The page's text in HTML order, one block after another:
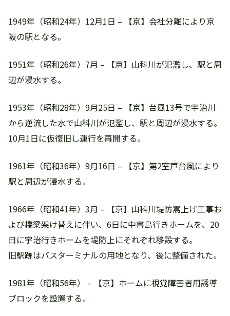
1949年（昭和24年）12月1日 – 【京】会社分離により京
阪の駅となる。
1951年（昭和26年）7月 – 【京】山科川が氾濫し、駅と周
辺が浸水する。
1953年（昭和28年）9月25日 – 【京】台風13号で宇治川
から逆流した水で山科川が氾濫し、駅と周辺が浸水する。
10月1日に仮復旧し運行を再開する。
1961年（昭和36年）9月16日 – 【京】第2室戸台風により
駅と周辺が浸水する。
1966年（昭和41年）3月 – 【京】山科川堤防嵩上げ工事お
よび橋梁架け替えに伴い、6日に中書島行きホームを、20
日に宇治行きホームを堤防上にそれぞれ移設する。
旧駅跡はバスターミナルの用地となり、後に整備された。
1981年（昭和56年） – 【京】ホームに視覚障害者用誘導
ブロックを設置する。